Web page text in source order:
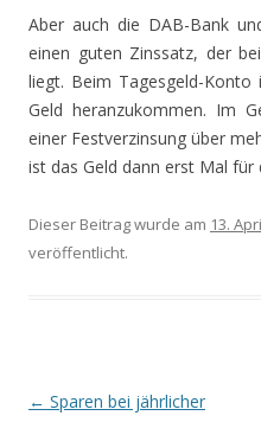
Aber auch die DAB-Bank
einen guten Zinssatz, der
liegt. Beim Tagesgeld-
Geld heranzukommen. Im
einer Festverzinsung über
ist das Geld dann erst Mal
Dieser Beitrag wurde am 13.
veröffentlicht.
Beitrags-
← Sparen bei jährlicher